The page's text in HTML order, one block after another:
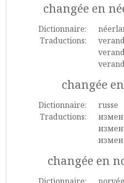
changée en
Dictionnaire:
Traductions:
changée
Dictionnaire:
russe
Traductions:
changée en